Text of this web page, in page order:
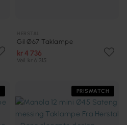
Gil Ø67 Taklampe
kr 4 736
Veil. kr 6 315
PRISMATCH